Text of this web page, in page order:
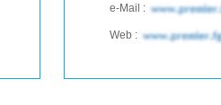
e-Mail :
Web :